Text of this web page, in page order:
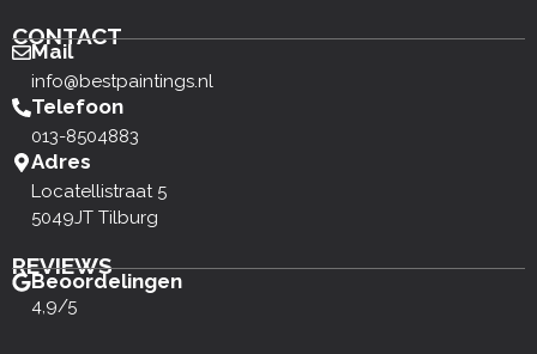
CONTACT
Mail
info@bestpaintings.nl
Telefoon
013-8504883
Adres
Locatellistraat 5
5049JT Tilburg
REVIEWS
Beoordelingen
4,9/5